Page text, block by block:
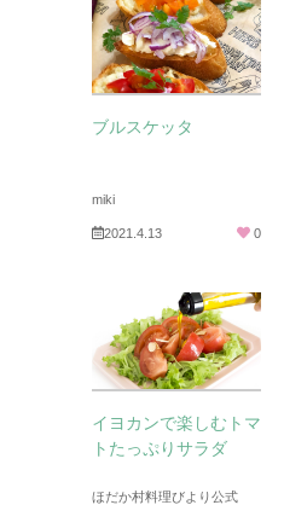
ブルスケッタ
miki
2021.4.13 0
イヨカンで楽しむトマ
トたっぷりサラダ
ほだか村料理びより公式